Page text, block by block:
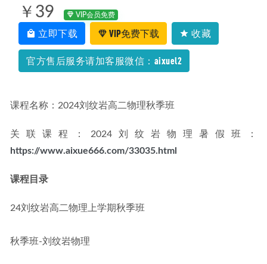
￥39 VIP会员免费
立即下载 VIP免费下载 收藏
官方售后服务请加客服微信：aixuel2
课程名称：2024刘纹岩高二物理秋季班
关联课程：2024刘纹岩物理暑假班：
https://www.aixue666.com/33035.html
课程目录
24刘纹岩高二物理上学期秋季班
秋季班-刘纹岩物理
视频素材，259MB 课程百度网盘打包下载
教你学唱歌-抖音热门歌曲速成教程，百度网盘资源打包下
载 2021-08-15
高中政治网课2023周峤矞高三政治a+视频教程+讲义暑假班